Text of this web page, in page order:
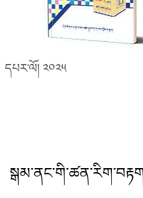
དཔར་ལོ། ༢༠༢༥